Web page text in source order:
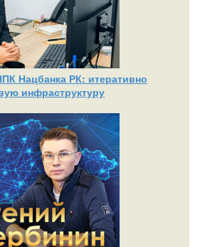
Нацбанка РК: итеративно
инфраструктуру